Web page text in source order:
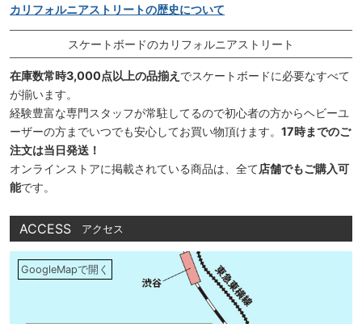
カリフォルニアストリートの歴史について
スケートボードのカリフォルニアストリート
在庫数常時3,000点以上の品揃え でスケートボードに必要なすべて
が揃います。
経験豊富な専門スタッフが常駐してるので初心者の方からヘビーユ
ーザーの方までいつでも安心してお買い物頂けます。 17時までのご
注文は当日発送！
オンラインストアに掲載されている商品は、全て店舗でもご購入可
能です。
ACCESS アクセス
GoogleMapで開く